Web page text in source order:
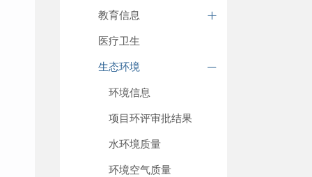
教育信息
医疗卫生
生态环境
环境信息
项目环评审批结果
水环境质量
环境空气质量